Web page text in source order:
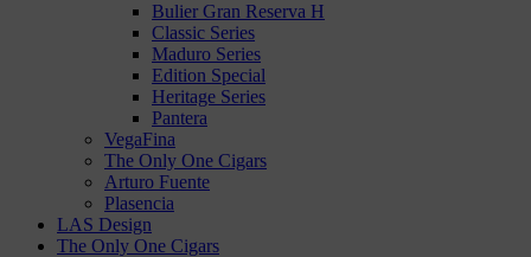
Bulier Gran Reserva H
Classic Series
Maduro Series
Edition Special
Heritage Series
Pantera
VegaFina
The Only One Cigars
Arturo Fuente
Plasencia
LAS Design
The Only One Cigars